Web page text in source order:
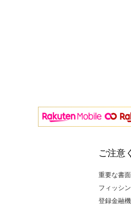
ご注意
重要な書
フィッシ
登録金融